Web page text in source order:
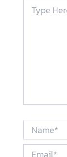
Here..
Name*
Email*